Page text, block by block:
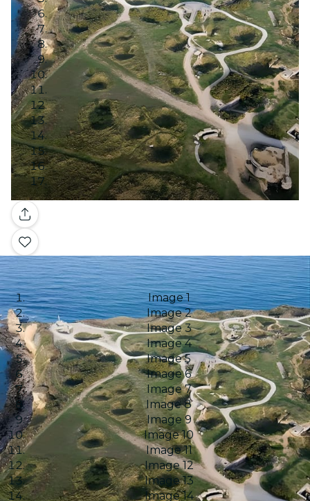
Galerie
Image 1
Image 2
Image 3
Image 4
Image 5
Image 6
Image 7
Image 8
Image 9
Image 10
Image 11
Image 12
Image 13
Image 14